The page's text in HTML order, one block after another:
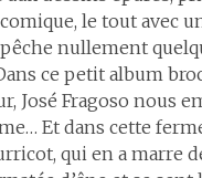
le tout avec
nullement
ce petit album
José Fragoso nous
Et dans cette
qui en a marre